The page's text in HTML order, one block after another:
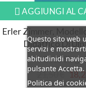
AGGIUNGI AL
Erler Zimmer,
Didattico Di
Ossa
21,50 €
Questo sito web
servizi e
abitudinidi
pulsante Accetta.
Politica dei